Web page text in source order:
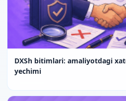
DXSh bitimlari: amaliyotdagi
yechimi